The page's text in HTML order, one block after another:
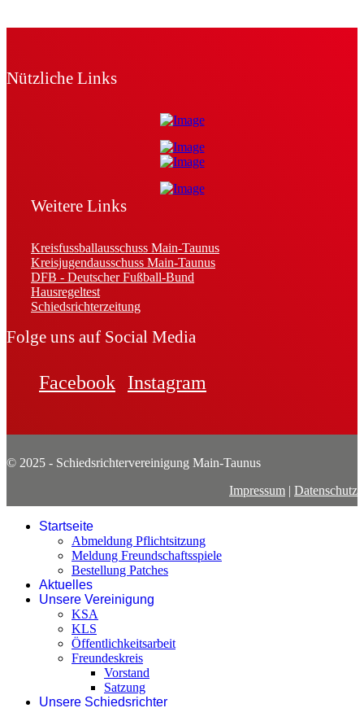
Nützliche Links
Weitere Links
Kreisfussballausschuss Main-Taunus
Kreisjugendausschuss Main-Taunus
DFB - Deutscher Fußball-Bund
Hausregeltest
Schiedsrichterzeitung
Folge uns auf Social Media
Facebook Instagram
© 2025 - Schiedsrichtervereinigung Main-Taunus
Impressum | Datenschutz
Startseite
Abmeldung Pflichtsitzung
Meldung Freundschaftsspiele
Bestellung Patches
Aktuelles
Unsere Vereinigung
KSA
KLS
Öffentlichkeitsarbeit
Freundeskreis
Vorstand
Satzung
Unsere Schiedsrichter